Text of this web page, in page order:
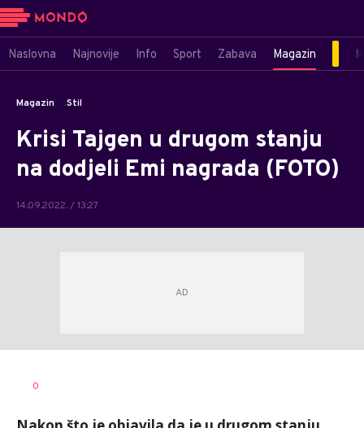
Naslovna Najnovije Info Sport Zabava Magazin
Magazin Stil
Krisi Tajgen u drugom stanju
na dodjeli Emi nagrada (FOTO)
14.09.2022. / 13:27
AUTOR
0